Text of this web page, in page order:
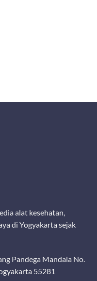
alat kesehatan,
di Yogyakarta sejak
Pandega Mandala No.
55281